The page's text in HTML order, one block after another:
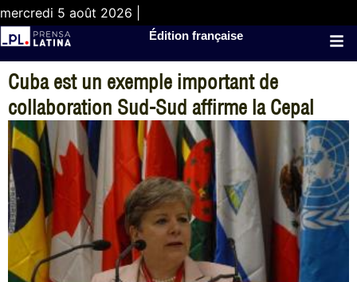
mercredi 5 août 2026 |
Édition française
Cuba est un exemple important de
collaboration Sud-Sud affirme la Cepal